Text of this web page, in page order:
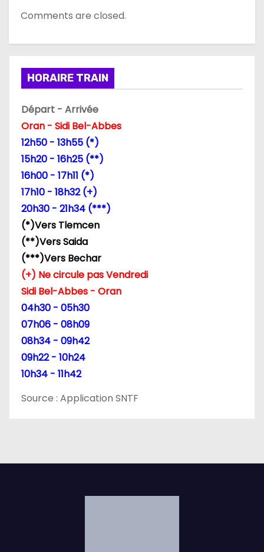
Comments are closed.
HORAIRE TRAIN
Départ - Arrivée
Oran - Sidi Bel-Abbes
12h50 - 13h55 (*)
15h20 - 16h25 (**)
16h00 - 17h11 (*)
17h10 - 18h32 (+)
20h30 - 21h34 (***)
(*)Vers Tlemcen
(**)Vers Saida
(***)Vers Bechar
(+) Ne circule pas Vendredi
Sidi Bel-Abbes - Oran
04h30 - 05h30
07h06 - 08h09
08h34 - 09h42
09h22 - 10h24
10h34 - 11h42
Source : Application SNTF